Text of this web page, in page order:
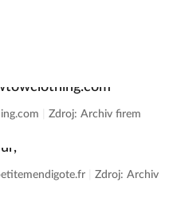
Zdroj: Archiv firem
Zdroj: Archiv